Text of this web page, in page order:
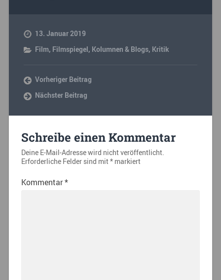
13. Januar 2019
Film, Filmspiegel, Kolumnen & Blogs, Kritik
Vorheriger Beitrag
Nächster Beitrag
Schreibe einen Kommentar
Deine E-Mail-Adresse wird nicht veröffentlicht.
Erforderliche Felder sind mit*markiert
Kommentar*